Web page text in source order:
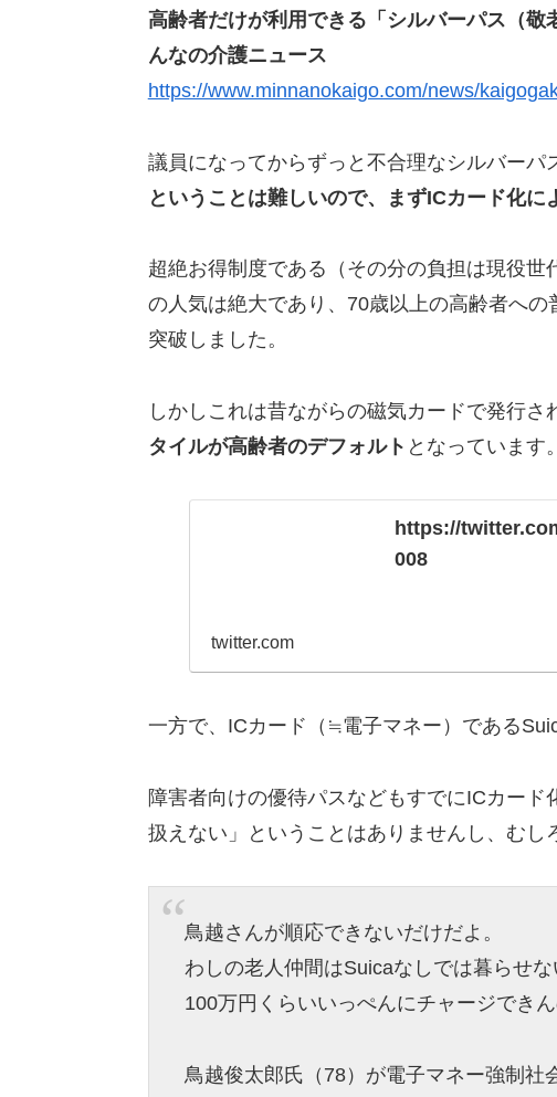
高齢者だけが利用できる「シルバーパス（
んなの介護ニュース
https://www.minnanokaigo.com/news/
議員になってからずっと不合理なシルバーパ
ということは難しいので、まずICカード化に
超絶お得制度である（その分の負担は現役
の人気は絶大であり、70歳以上の高齢者へ
突破しました。
しかしこれは昔ながらの磁気カードで発行さ
タイルが高齢者のデフォルト となっています。
https://
008
twitter.com
一方で、ICカード（≒電子マネー）である
障害者向けの優待パスなどもすでにICカー
扱えない」ということはありませんし、むし
鳥越さんが順応できないだけだよ。
わしの老人仲間はSuicaなしでは暮らせな
100万円くらいいっぺんにチャージできん
鳥越俊太郎氏（78）が電子マネー強制